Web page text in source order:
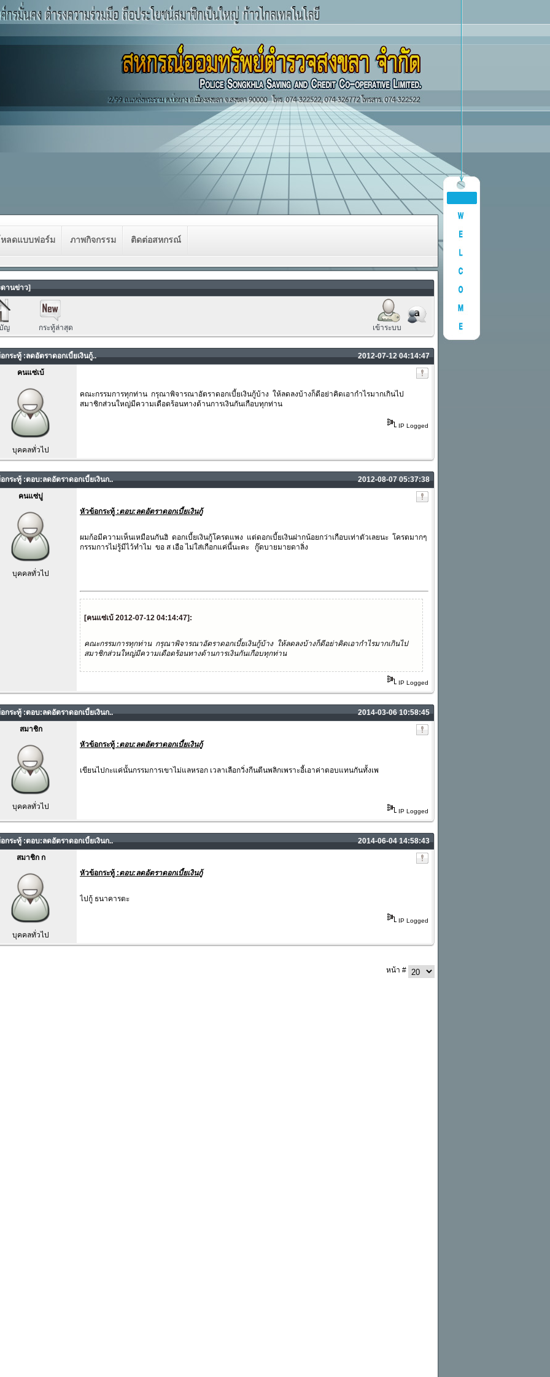
ลดแบบฟอร์ม ภาพกิจกรรม ติดต่อสหกรณ์
านข่าว]
ญ กระทู้ล่าสุด เข้าระบบ
กระทู้ :ลดอัตราดอกเบี้ยเงินกู้..
2012-07-12 04:14:47
คนแซ่เบ้
บุคคลทั่วไป
คณะกรรมการทุกท่าน กรุณาพิจารณาอัตราดอกเบี้ยเงินกู้บ้าง ให้ลดลงบ้างก็ดีอย่าคิดเอากำไรมากเกินไป
สมาชิกส่วนใหญ่มีความเดือดร้อนทางด้านการเงินกันเกือบทุกท่าน
IP Logged
กระทู้ :ตอบ:ลดอัตราดอกเบี้ยเงินก..
2012-08-07 05:37:38
คนแซ่บู่
บุคคลทั่วไป
หัวข้อกระทู้ :ตอบ:ลดอัตราดอกเบี้ยเงินกู้
ผมก้อมีความเห็นเหมือนกันฮิ ดอกเบี้ยเงินกู้โครตแพง แต่ดอกเบี้ยเงินฝากน้อยกว่าเกือบเท่าตัวเลยนะ โครตมากๆ
กรรมการไม่รู้มีไว้ทำไม ขอ ส เอือ ไม่ใส่เกือกแค่นี้นะคะ กู๊ดบายมายดาลิ่ง
[คนแซ่เบ้ 2012-07-12 04:14:47]:
คณะกรรมการทุกท่าน กรุณาพิจารณาอัตราดอกเบี้ยเงินกู้บ้าง ให้ลดลงบ้างก็ดีอย่าคิดเอากำไรมากเกินไป
สมาชิกส่วนใหญ่มีความเดือดร้อนทางด้านการเงินกันเกือบทุกท่าน
IP Logged
กระทู้ :ตอบ:ลดอัตราดอกเบี้ยเงินก..
2014-03-06 10:58:45
สมาชิก
บุคคลทั่วไป
หัวข้อกระทู้ :ตอบ:ลดอัตราดอกเบี้ยเงินกู้
เขียนไปกะแค่นั้นกรรมการเขาไม่แลหรอก เวลาเลือกวิ่งกีนตีนพลิกเพราะอี้เอาค่าตอบแทนกันทั้งเพ
IP Logged
กระทู้ :ตอบ:ลดอัตราดอกเบี้ยเงินก..
2014-06-04 14:58:43
สมาชิก ก
บุคคลทั่วไป
หัวข้อกระทู้ :ตอบ:ลดอัตราดอกเบี้ยเงินกู้
ไปกู้ ธนาคารตะ
IP Logged
หน้า #